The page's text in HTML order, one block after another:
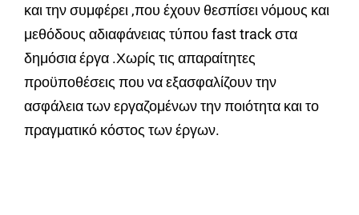
και την συμφέρει ,που έχουν θεσπίσει νόμους και
μεθόδους αδιαφάνειας τύπου fast track στα
δημόσια έργα .Χωρίς τις απαραίτητες
προϋποθέσεις που να εξασφαλίζουν την
ασφάλεια των εργαζομένων την ποιότητα και το
πραγματικό κόστος των έργων.